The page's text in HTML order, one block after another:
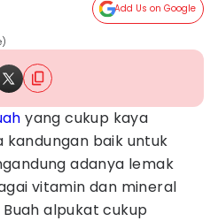
Add Us on Google
yang cukup kaya
kandungan baik untuk
adanya lemak
vitamin dan mineral
alpukat cukup